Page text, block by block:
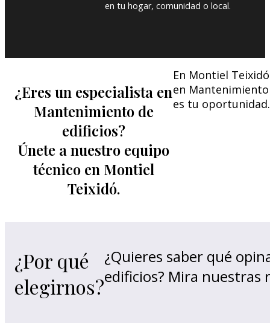
en tu hogar, comunidad o local.
¿Eres un especialista en
Mantenimiento de
edificios?
Únete a nuestro equipo
técnico en Montiel
Teixidó.
En Montiel
en
es tu oportunidad.
¿Por qué
elegirnos?
¿Quieres saber qué
edificios? Mira nuestras